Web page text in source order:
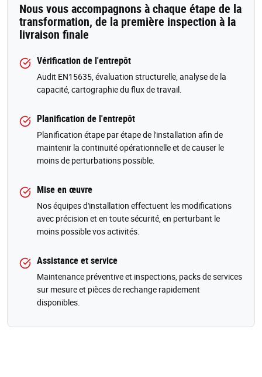
Nous vous accompagnons à chaque étape de la
transformation, de la première inspection à la
livraison finale
Vérification de l'entrepôt
Audit EN15635, évaluation structurelle, analyse de la
capacité, cartographie du flux de travail.
Planification de l'entrepôt
Planification étape par étape de l'installation afin de
maintenir la continuité opérationnelle et de causer le
moins de perturbations possible.
Mise en œuvre
Nos équipes d'installation effectuent les modifications
avec précision et en toute sécurité, en perturbant le
moins possible vos activités.
Assistance et service
Maintenance préventive et inspections, packs de services
sur mesure et pièces de rechange rapidement
disponibles.